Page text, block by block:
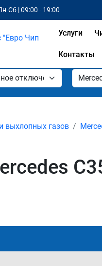
Сб | 09:00 - 19:00
Услуги
Контакты
выхлопных газов